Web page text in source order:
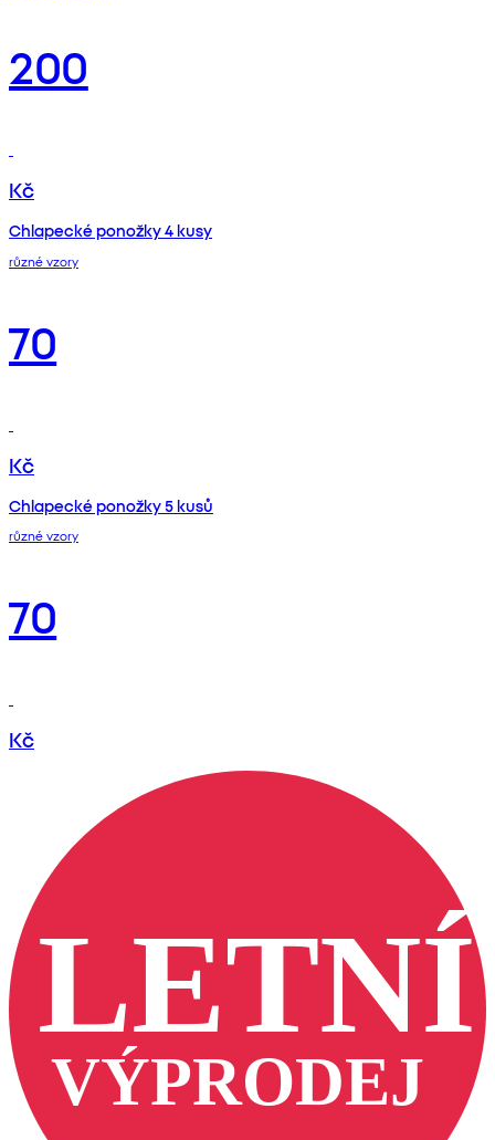
200
Kč
Chlapecké ponožky 4 kusy
různé vzory
70
Kč
Chlapecké ponožky 5 kusů
různé vzory
70
Kč